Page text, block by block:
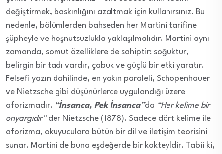
değiştirmek, baskınlığını azaltmak için kullanırsınız. Bu
nedenle, bölümlerden bahseden her Martini tarifine
şüpheyle ve hoşnutsuzlukla yaklaşılmalıdır. Martini aynı
zamanda, somut özelliklere de sahiptir: soğuktur,
belirgin bir tadı vardır, çabuk ve güçlü bir etki yaratır.
Felsefi yazın dahilinde, en yakın paraleli, Schopenhauer
ve Nietzsche gibi düşünürlerce uygulandığı üzere
aforizmadır. “İnsanca, Pek İnsanca”da “Her kelime bir
önyargıdır”der Nietzsche (1878). Sadece dört kelime ile
aforizma, okuyuculara bütün bir dil ve iletişim teorisini
sunar. Martini de buna eşdeğerde bir kokteyldir. Tabii ki,